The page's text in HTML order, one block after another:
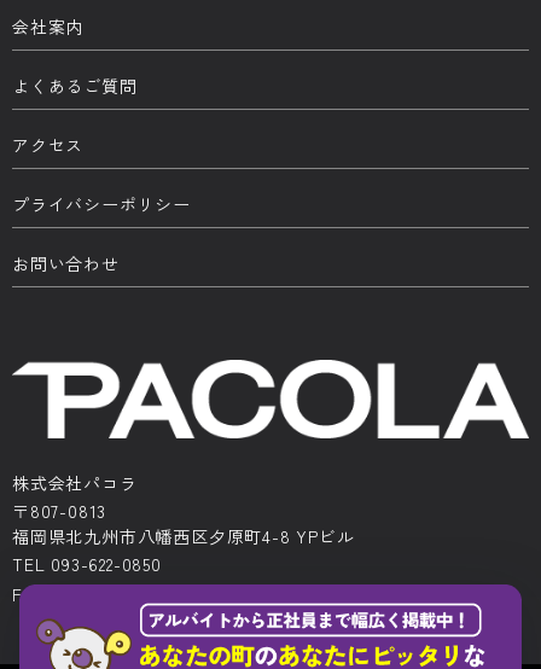
株式会社パコラ
〒807-0813
福岡県北九州市八幡西区夕原町4-8 YPビル
TEL 093-622-0850
FAX 093-622-0522
会社案内
よくあるご質問
アクセス
プライバシーポリシー
お問い合わせ